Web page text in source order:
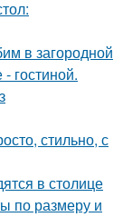
в загородной
гостиной.
стильно, с
в столице
по размеру и